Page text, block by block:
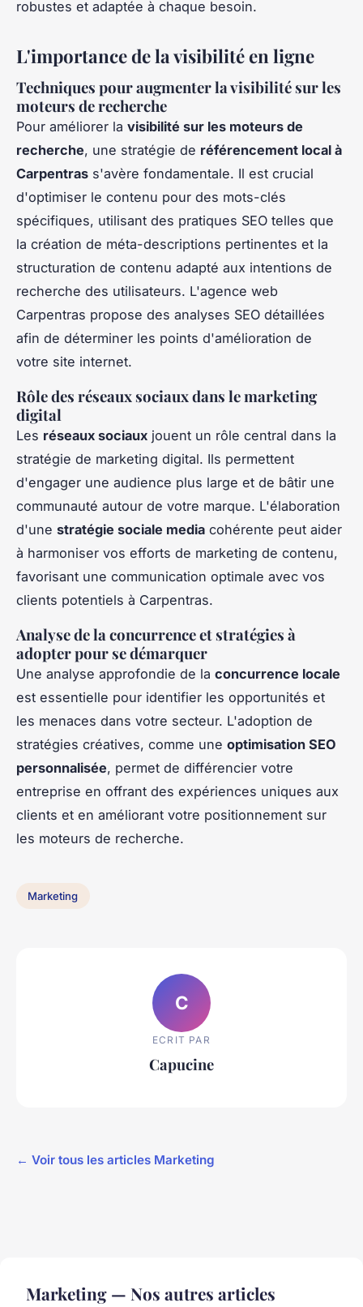
robustes et adaptée à chaque besoin.
L'importance de la visibilité en ligne
Techniques pour augmenter la visibilité sur les
moteurs de recherche
Pour améliorer la visibilité sur les moteurs de
recherche, une stratégie de référencement local à
Carpentras s'avère fondamentale. Il est crucial
d'optimiser le contenu pour des mots-clés
spécifiques, utilisant des pratiques SEO telles que
la création de méta-descriptions pertinentes et la
structuration de contenu adapté aux intentions de
recherche des utilisateurs. L'agence web
Carpentras propose des analyses SEO détaillées
afin de déterminer les points d'amélioration de
votre site internet.
Rôle des réseaux sociaux dans le marketing
digital
Les réseaux sociaux jouent un rôle central dans la
stratégie de marketing digital. Ils permettent
d'engager une audience plus large et de bâtir une
communauté autour de votre marque. L'élaboration
d'une stratégie sociale media cohérente peut aider
à harmoniser vos efforts de marketing de contenu,
favorisant une communication optimale avec vos
clients potentiels à Carpentras.
Analyse de la concurrence et stratégies à
adopter pour se démarquer
Une analyse approfondie de la concurrence locale
est essentielle pour identifier les opportunités et
les menaces dans votre secteur. L'adoption de
stratégies créatives, comme une optimisation SEO
personnalisée, permet de différencier votre
entreprise en offrant des expériences uniques aux
clients et en améliorant votre positionnement sur
les moteurs de recherche.
Marketing
C
ECRIT PAR
Capucine
← Voir tous les articles Marketing
Marketing — Nos autres articles